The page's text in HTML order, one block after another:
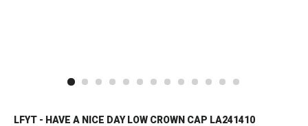
LFYT - HAVE A NICE DAY LOW CROWN CAP LA241410